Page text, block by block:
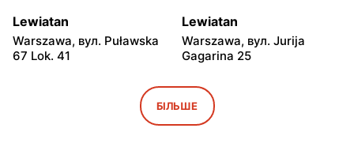
Lewiatan
Warszawa, вул. Puławska
67 Lok. 41
Lewiatan
Warszawa, вул. Jurija
Gagarina 25
Warszawa, вул. Egipska 4
Lewiatan
Warszawa, вул. Elbląska 37
БІЛЬШЕ